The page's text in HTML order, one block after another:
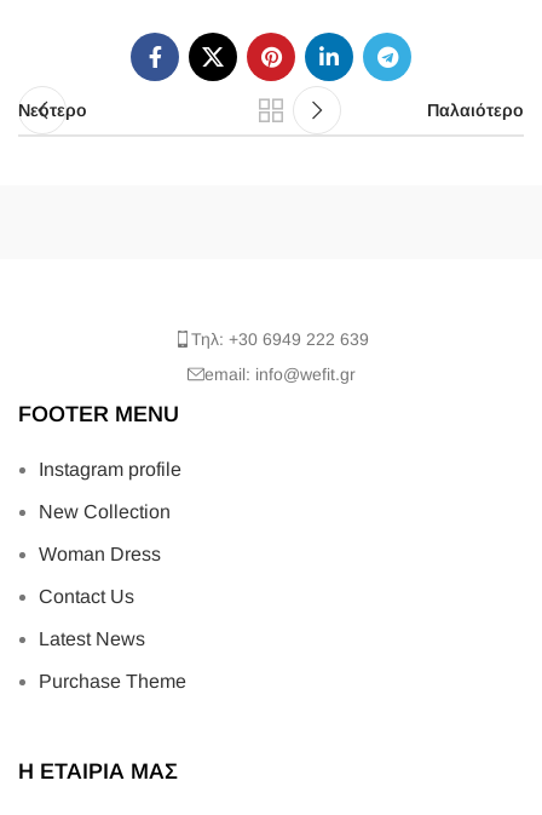
Νεότερο Παλαιότερο
Τηλ: +30 6949 222 639
email: info@wefit.gr
FOOTER MENU
Instagram profile
New Collection
Woman Dress
Contact Us
Latest News
Purchase Theme
Η ΕΤΑΙΡΙΑ ΜΑΣ